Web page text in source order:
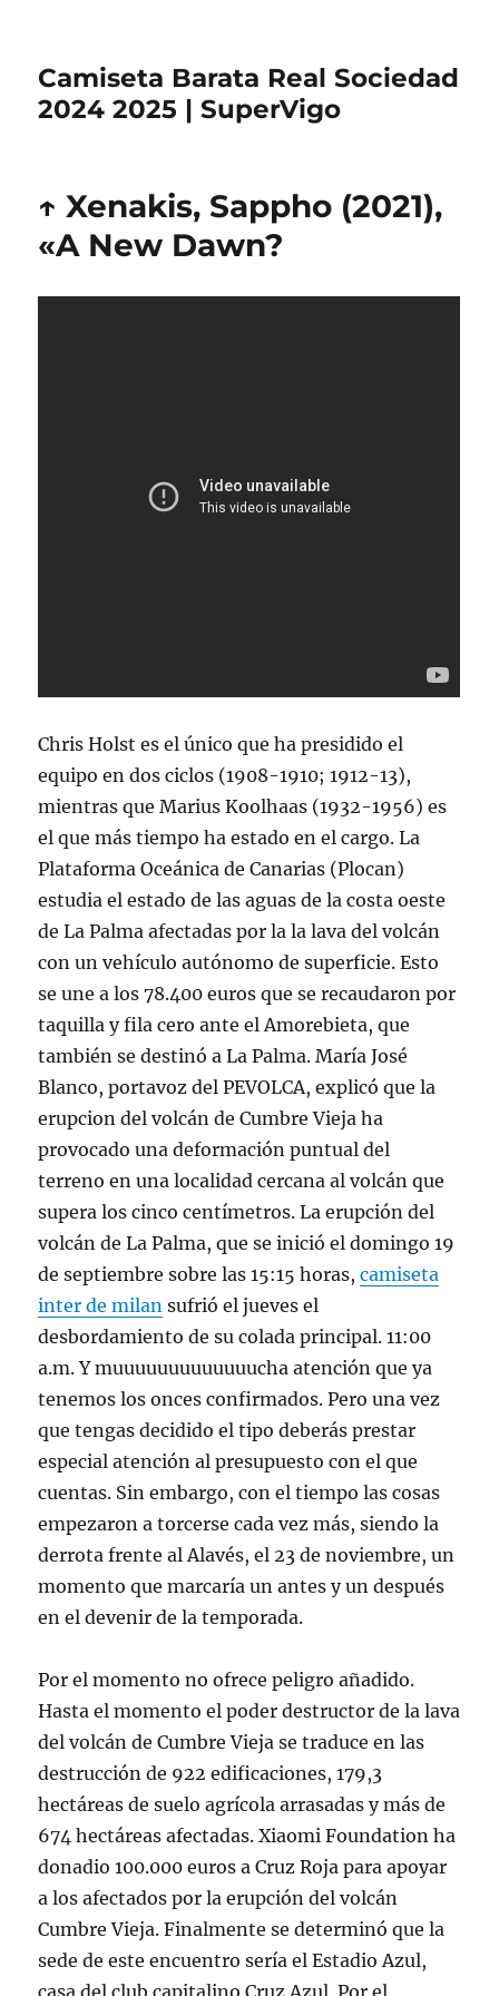
Camiseta Barata Real Sociedad
2024 2025 | SuperVigo
↑ Xenakis, Sappho (2021),
«A New Dawn?
Chris Holst es el único que ha presidido el
equipo en dos ciclos (1908-1910; 1912-13),
mientras que Marius Koolhaas (1932-1956) es
el que más tiempo ha estado en el cargo. La
Plataforma Oceánica de Canarias (Plocan)
estudia el estado de las aguas de la costa oeste
de La Palma afectadas por la la lava del volcán
con un vehículo autónomo de superficie. Esto
se une a los 78.400 euros que se recaudaron por
taquilla y fila cero ante el Amorebieta, que
también se destinó a La Palma. María José
Blanco, portavoz del PEVOLCA, explicó que la
erupcion del volcán de Cumbre Vieja ha
provocado una deformación puntual del
terreno en una localidad cercana al volcán que
supera los cinco centímetros. La erupción del
volcán de La Palma, que se inició el domingo 19
de septiembre sobre las 15:15 horas,camiseta
inter de milan sufrió el jueves el
desbordamiento de su colada principal. 11:00
a.m. Y muuuuuuuuuuuuucha atención que ya
tenemos los onces confirmados. Pero una vez
que tengas decidido el tipo deberás prestar
especial atención al presupuesto con el que
cuentas. Sin embargo, con el tiempo las cosas
empezaron a torcerse cada vez más, siendo la
derrota frente al Alavés, el 23 de noviembre, un
momento que marcaría un antes y un después
en el devenir de la temporada.
Por el momento no ofrece peligro añadido.
Hasta el momento el poder destructor de la lava
del volcán de Cumbre Vieja se traduce en las
destrucción de 922 edificaciones, 179,3
hectáreas de suelo agrícola arrasadas y más de
674 hectáreas afectadas. Xiaomi Foundation ha
donadio 100.000 euros a Cruz Roja para apoyar
a los afectados por la erupción del volcán
Cumbre Vieja. Finalmente se determinó que la
sede de este encuentro sería el Estadio Azul,
casa del club capitalino Cruz Azul. Por el